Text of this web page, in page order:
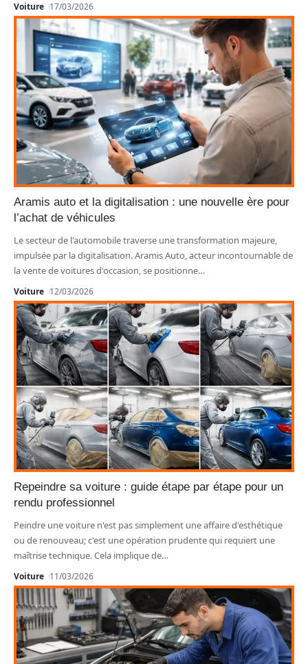
Voiture 17/03/2026
Aramis auto et la digitalisation : une nouvelle ère pour
l’achat de véhicules
Le secteur de l'automobile traverse une transformation majeure,
impulsée par la digitalisation. Aramis Auto, acteur incontournable de
la vente de voitures d'occasion, se positionne…
Voiture 12/03/2026
Repeindre sa voiture : guide étape par étape pour un
rendu professionnel
Peindre une voiture n'est pas simplement une affaire d'esthétique
ou de renouveau; c'est une opération prudente qui requiert une
maîtrise technique. Cela implique de…
Voiture 11/03/2026